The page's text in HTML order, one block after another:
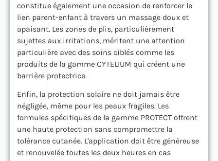
constitue également une occasion de renforcer le
lien parent-enfant à travers un massage doux et
apaisant. Les zones de plis, particulièrement
sujettes aux irritations, méritent une attention
particulière avec des soins ciblés comme les
produits de la gamme CYTELIUM qui créent une
barrière protectrice.
Enfin, la protection solaire ne doit jamais être
négligée, même pour les peaux fragiles. Les
formules spécifiques de la gamme PROTECT offrent
une haute protection sans compromettre la
tolérance cutanée. L'application doit être généreuse
et renouvelée toutes les deux heures en cas